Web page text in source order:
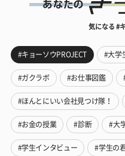
気になる #
#キョーソウPROJECT #大学
#ガクラボ #お仕事図鑑
#ほんとにいい会社見つけ隊！
#お金の授業 #診断 #大
#学生インタビュー #学生の